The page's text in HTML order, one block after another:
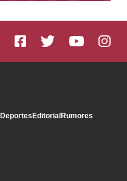
DeportesEditorialRumores